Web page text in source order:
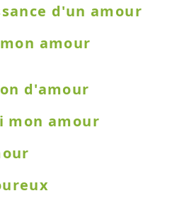
d'un amour
amour
d'amour
mon amour